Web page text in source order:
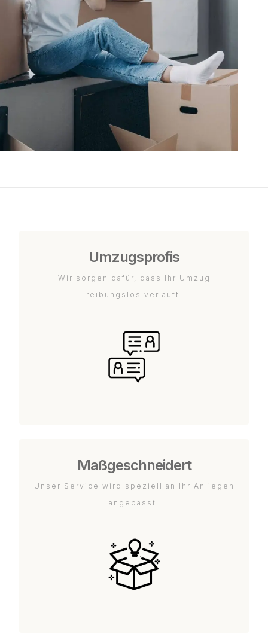
Umzugsprofis
Wir sorgen dafür, dass Ihr Umzug
reibungslos verläuft.
Maßgeschneidert
Unser Service wird speziell an Ihr Anliegen
angepasst.